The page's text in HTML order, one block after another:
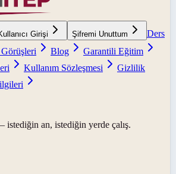
Girişi Şifremi Unuttum
Ders
Görüşleri Blog
Garantili Eğitim
Kullanım Sözleşmesi
Gizlilik
istediğin an, istediğin yerde çalış.